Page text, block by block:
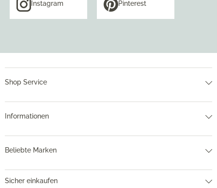
Instagram Pinterest
Shop Service
Informationen
Beliebte Marken
Sicher einkaufen